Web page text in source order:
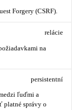
Forgery (CSRF).
na
relácie
ľuďmi a
platné správy o
persistentní